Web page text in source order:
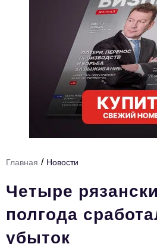
Регулирование
Премия "Тульский Бизнес"
История тульского
Тема номера
HR
Персона номера
Главная / Новости
Четыре
полгода
убыток